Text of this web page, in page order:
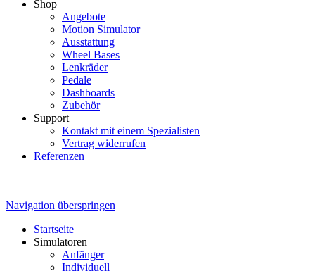
Shop
Angebote
Motion Simulator
Ausstattung
Wheel Bases
Lenkräder
Pedale
Dashboards
Zubehör
Support
Kontakt mit einem Spezialisten
Vertrag widerrufen
Referenzen
Navigation überspringen
Startseite
Simulatoren
Anfänger
Individuell